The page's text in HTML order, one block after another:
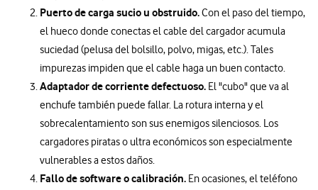
Puerto de carga sucio u obstruido.Con el paso del tiempo,
el hueco donde conectas el cable del cargador acumula
suciedad (pelusa del bolsillo, polvo, migas, etc.). Tales
impurezas impiden que el cable haga un buen contacto.
Adaptador de corriente defectuoso. El "cubo" que va al
enchufe también puede fallar. La rotura interna y el
sobrecalentamiento son sus enemigos silenciosos. Los
cargadores piratas o ultra económicos son especialmente
vulnerables a estos daños.
Fallo de software o calibración. En ocasiones, el teléfono